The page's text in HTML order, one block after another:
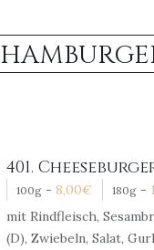
401.
100g - 8,00€ 180g -
mit Rindfleisch,
(D), Zwiebeln, Salat,